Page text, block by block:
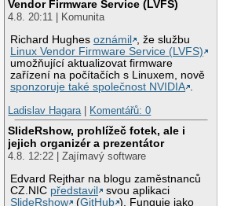
Vendor Firmware Service (LVFS)
4.8. 20:11 | Komunita
Richard Hughesoznámil
, že službu
Linux Vendor Firmware Service (LVFS)
umožňující aktualizovat firmware
zařízení na počítačích s Linuxem, nově
sponzoruje také společnost NVIDIA .
Ladislav Hagara | Komentářů: 0
SlideRshow, prohlížeč fotek, ale i
jejich organizér a prezentátor
4.8. 12:22 | Zajímavý software
Edvard Rejthar na blogu zaměstnanců
CZ.NIC představil
svou aplikaci
SlideRshow
(GitHub ). Funguje jako